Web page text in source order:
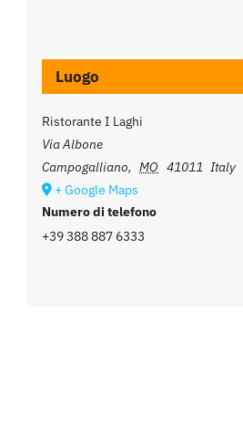
Luogo
Ristorante I Laghi
Via Albone
Campogalliano, MO 41011 Italy
+ Google Maps
Numero di telefono
+39 388 887 6333